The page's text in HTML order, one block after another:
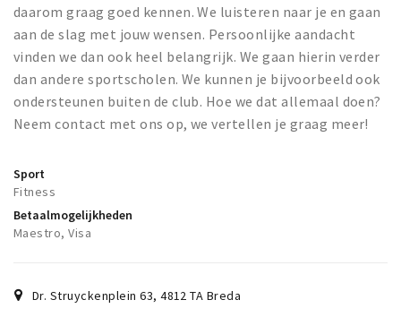
Baroniepoorten
Sport
Privacy
Inloggen
daarom graag goed kennen. We luisteren naar je en gaan
aan de slag met jouw wensen. Persoonlijke aandacht
vinden we dan ook heel belangrijk. We gaan hierin verder
dan andere sportscholen. We kunnen je bijvoorbeeld ook
ondersteunen buiten de club. Hoe we dat allemaal doen?
Neem contact met ons op, we vertellen je graag meer!
Sport
Fitness
Betaalmogelijkheden
Maestro, Visa
Dr. Struyckenplein 63,4812 TA Breda